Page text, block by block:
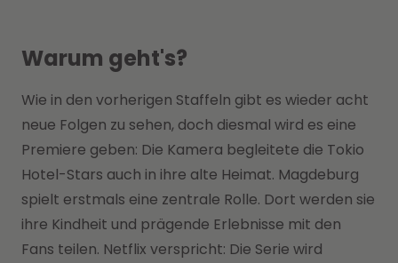
Warum geht's?
Wie in den vorherigen Staffeln gibt es wieder acht
neue Folgen zu sehen, doch diesmal wird es eine
Premiere geben: Die Kamera begleitete die Tokio
Hotel-Stars auch in ihre alte Heimat. Magdeburg
spielt erstmals eine zentrale Rolle. Dort werden sie
ihre Kindheit und prägende Erlebnisse mit den
Fans teilen. Netflix verspricht: Die Serie wird